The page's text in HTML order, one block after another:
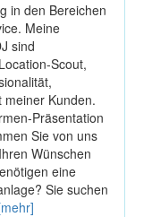
in den Bereichen
Meine
sind
Scout,
Kunden.
Präsentation
Sie von uns
Wünschen
eine
Sie suchen